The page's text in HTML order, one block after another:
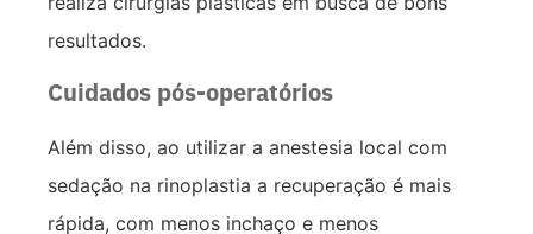
resultados.
Cuidados pós-operatórios
Além disso, ao utilizar a anestesia local com
sedação na rinoplastia a recuperação é mais
rápida, com menos inchaço e menos